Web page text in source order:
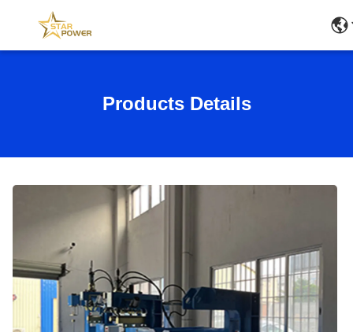
Products Details